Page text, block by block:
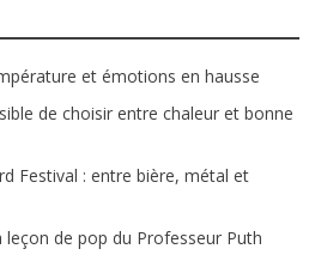
et émotions en hausse
de choisir entre chaleur et bonne
Festival : entre bière, métal et
leçon de pop du Professeur Puth